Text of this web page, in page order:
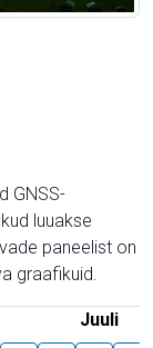
GNSS-
luuakse
paneelist on
graafikuid.
Juuli